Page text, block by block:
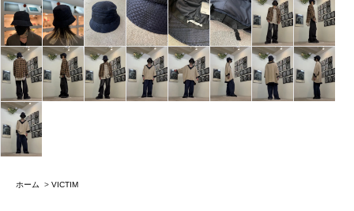
ホーム > VICTIM